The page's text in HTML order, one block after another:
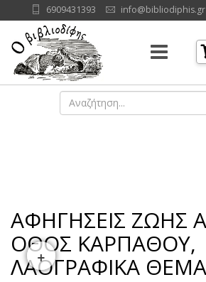
6909431393 info@bibliodiphis.gr
ΑΦΗΓΗΣΕΙΣ ΖΩΗΣ
ΟΘΟΣ ΚΑΡΠΑΘΟΥ,
ΛΑΟΓΡΑΦΙΚΑ
+